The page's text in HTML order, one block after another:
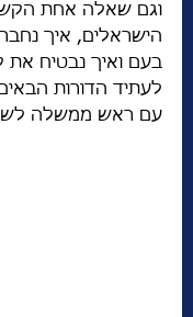
וגם שאלה אחת
הישראלים, איך
בעם ואיך נבטיח את
לעתיד הדורות
עם ראש ממשלה